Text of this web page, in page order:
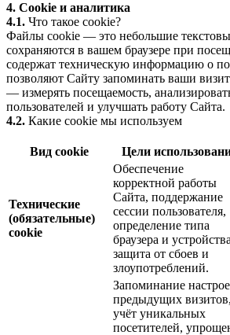
4. Cookie и аналитика
4.1. Что такое cookie?
Файлы cookie — это небольшие
сохраняются в вашем браузере при
содержат техническую информацию о
позволяют Сайту запоминать ваши
— измерять посещаемость,
пользователей и улучшать работу Сайта.
4.2. Какие cookie мы используем
Вид cookie Цели
Технические
(обязательные)
cookie
Обеспечение
корректной работы
Сайта, поддержание
сессии пользователя,
определение типа
браузера и
защита от сбоев и
злоупотреблений.
Запоминание
предыдущих визитов,
учёт уникальных
посетителей,